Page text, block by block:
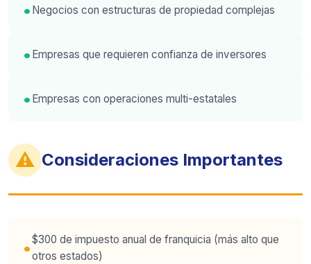
Negocios con estructuras de propiedad complejas
Empresas que requieren confianza de inversores
Empresas con operaciones multi-estatales
⚠ Consideraciones Importantes
$300 de impuesto anual de franquicia (más alto que
otros estados)